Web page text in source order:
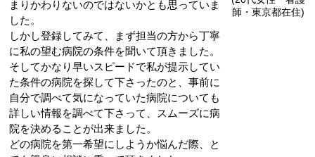
師・東京都在住)
まりかわりないのではないかとも思っていま
した。
しかし登録してみて、まず担当の方から丁寧
に私の望む病院の条件を聞いて頂きました。
そしてかなり早いスピードで私が提示してい
た条件の病院を探して下さったのと、事前に
自分で調べて気になっていた病院についても
詳しい情報を調べて下さって、スムーズに病
院を決めることが出来ました。
どの病院を第一希望にしようか悩んだ際、と